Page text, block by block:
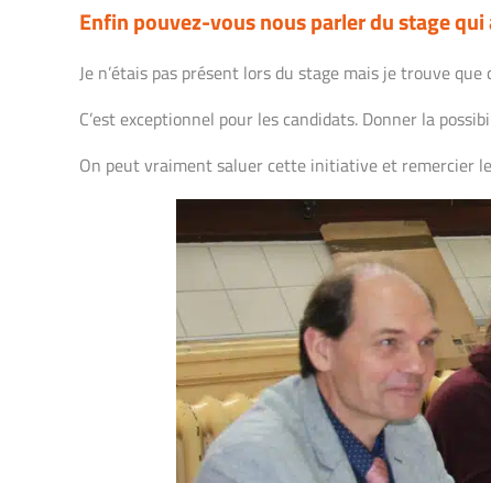
Enfin pouvez-vous nous parler du stage
Je n’étais pas présent lors du stage mais je trouve
C’est exceptionnel pour les candidats. Donner la
On peut vraiment saluer cette initiative et remercier